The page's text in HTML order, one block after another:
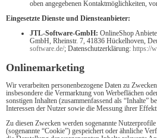
oben angegebenen Kontaktmöglichkeiten,
Eingesetzte Dienste und Diensteanbieter:
JTL-Software-GmbH: OnlineShop
GmbH, Rheinstr. 7, 41836 Hückelhoven,
software.de/; Datenschutzerklärung: https://
Onlinemarketing
Wir verarbeiten personenbezogene Daten zu
insbesondere die Vermarktung von Werbeflächen
sonstigen Inhalten (zusammenfassend als “Inhalte”
Interessen der Nutzer sowie die Messung ihrer
Zu diesen Zwecken werden sogenannte
(sogenannte “Cookie”) gespeichert oder ähnliche